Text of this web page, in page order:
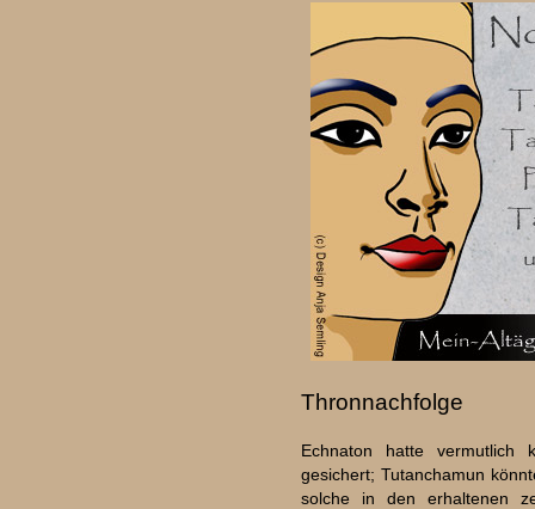
Thronnachfolge
Echnaton hatte vermutlich
gesichert; Tutanchamun
solche in den erhaltenen